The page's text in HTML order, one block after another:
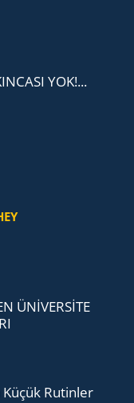
YOK!...
ÜNİVERSİTE
Küçük Ru­tin­ler